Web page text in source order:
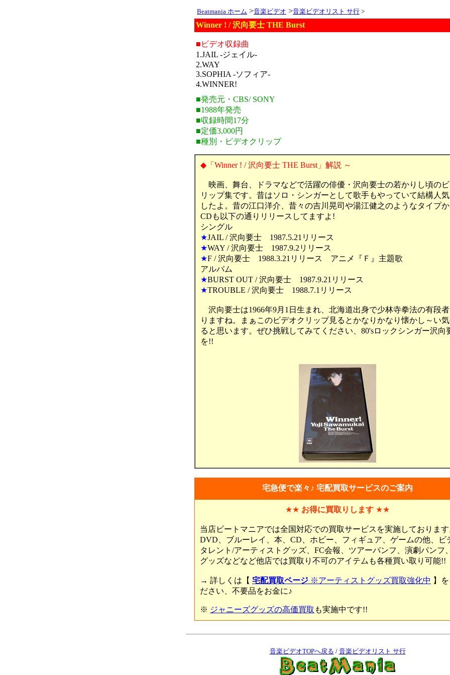
Beatmania ホーム >音楽ビデオ >音楽ビデオリスト サ行 >
Winner ! / 沢向要士 THE Burst
■ビデオ収録曲
1.JAIL -ジェイル-
2.WAY
3.SOPHIA -ソフィア-
4.WINNER!
■発売元・CBS/ SONY
■1988年発売
■収録時間17分
■定価3,000円
■種別・ビデオクリップ
◆「Winner ! / 沢向要士 THE Burst」解説 ～
映画、舞台、ドラマなどで活躍の俳優・沢向要士の若かりし頃の
リップ集です。昔はソロ・シンガーとして歌手もやっていて結構人気
したよ。昔の江口洋介、昔々の吉川晃司や湯江健之のようなタイプか
CDも以下の通りリリースしてますよ!
シングル
★JAIL / 沢向要士 1987.5.21リリース
★WAY / 沢向要士 1987.9.2リリース
★F / 沢向要士 1988.3.21リリース アニメ『Ｆ』主題歌
アルバム
★BURST OUT / 沢向要士 1987.9.21リリース
★TROUBLE / 沢向要士 1988.7.1リリース
沢向要士は1966年9月1日生まれ、北海道出身で少林寺拳法の有段
りますね。まぁこのビデオクリップ見るとかなりかなり懐かし～い
ると思います。ぜひ挑戦してみてください、80'sロックシンガー沢向
を!!
宅急便で楽々♪ 宅配買取サービスのご案内
★★ お得に買取りします ★★
当店ビートマニアでは全国対応での買取サービスを実施しております
DVD、ブルーレイ、本、CD、ホビー、フィギュア、ゲームの他、ビ
タレント/アーティストグッズ、FC会報、ツアーパンフ、演劇パンフ
グッズなどなど他店では買取り不可のアイテムも各種買い取り可能!!
→ 詳しくは【 宅配買取ページ ※アーティストグッズ買取強化中 】
ださい、不要品をお金に♪
※ ジャニーズグッズの高価買取 も実施中です!!
音楽ビデオTOPへ戻る / 音楽ビデオリスト サ行